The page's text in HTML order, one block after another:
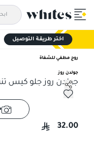
اختر طريقة التوصيل
روج مطفي للشفاة
جولدن روز
جولدن روز جلو كيس
جولدن روز جلو كيس تنت
32.00